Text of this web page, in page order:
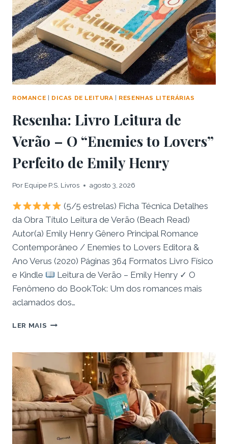
JORNALISTA,
UM
ASTRO
DE
CINEMA
E
DEZ
ANOS
ESPERA
ROMANCE | DICAS DE LEITURA | RESENHAS LITERÁRIAS
Resenha: Livro Leitura de
Verão – O “Enemies to Lovers”
Perfeito de Emily Henry
Por Equipe P.S. Livros agosto 3, 2026
(5/5 estrelas) Ficha Técnica Detalhes
da Obra Título Leitura de Verão (Beach Read)
Autor(a) Emily Henry Gênero Principal Romance
Contemporâneo / Enemies to Lovers Editora &
Ano Verus (2020) Páginas 364 Formatos Livro Físico
e Kindle
Leitura de Verão – Emily Henry ✓ O
Fenômeno do BookTok: Um dos romances mais
aclamados dos…
LER MAIS RESENHA:
DE
VERÃO
–
O
“ENEMIES
TO
LOVERS”
PERFEITO